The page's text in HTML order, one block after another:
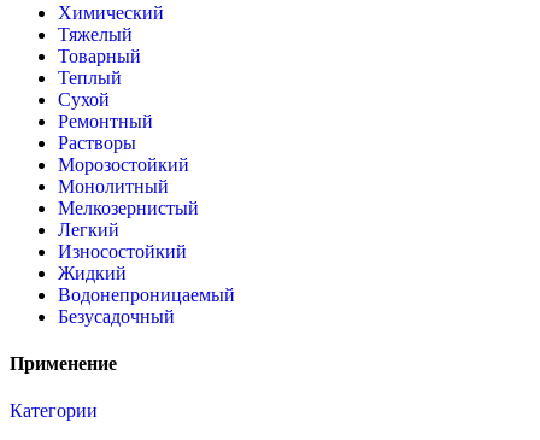
Химический
Тяжелый
Товарный
Теплый
Сухой
Ремонтный
Растворы
Морозостойкий
Монолитный
Мелкозернистый
Легкий
Износостойкий
Жидкий
Водонепроницаемый
Безусадочный
Применение
Категории